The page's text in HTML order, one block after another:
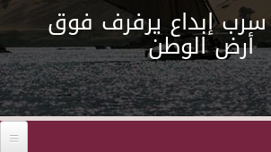
سرب إبداع يرفرف فوق
أرض الوطن